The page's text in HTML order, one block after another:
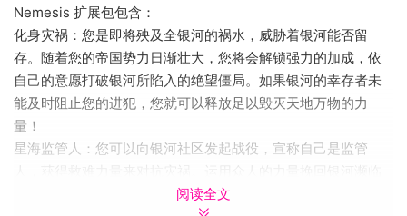
Nemesis 扩展包包含：
化身灾祸：您是即将殃及全银河的祸水，威胁着银河能否留
存。随着您的帝国势力日渐壮大，您将会解锁强力的加成，依
自己的意愿打破银河所陷入的绝望僵局。如果银河的幸存者未
能及时阻止您的进犯，您就可以释放足以毁灭天地万物的力
量！
星海监管人：您可以向银河社区发起战役，宣称自己是监管
毁灭的命运，并重建秩序。消灭危机后，您可以选择交还力量…
阅读全文